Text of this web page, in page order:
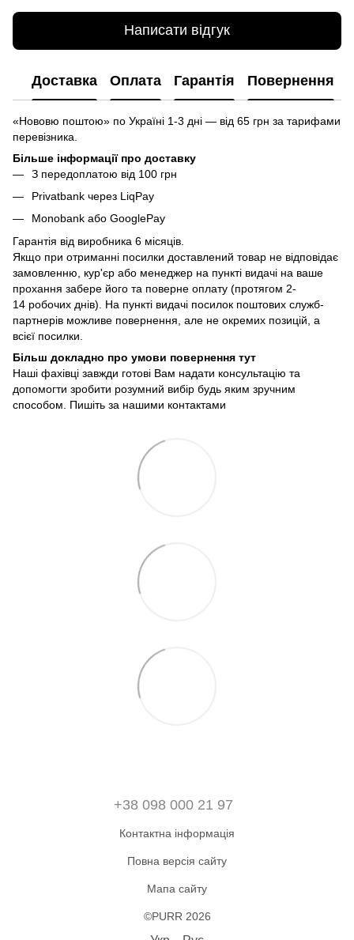
Написати відгук
Доставка Оплата Гарантія Повернення
«Нововю поштою» по Україні 1-3 дні — від 65 грн за тарифами
перевізника.
Більше інформації про доставку
З передоплатою від 100 грн
Privatbank через LiqPay
Monobank або GooglePay
Гарантія від виробника 6 місяців.
Якщо при отриманні посилки доставлений товар не відповідає
замовленню, кур'єр або менеджер на пункті видачі на ваше
прохання забере його та поверне оплату (протягом 2-
14 робочих днів). На пункті видачі посилок поштових служб-
партнерів можливе повернення, але не окремих позицій, а
всієї посилки.
Більш докладно про умови повернення тут
Наші фахівці завжди готові Вам надати консультацію та
допомогти зробити розумний вибір будь яким зручним
способом. Пишіть за нашими контактами
+38 098 000 21 97
Контактна інформація
Повна версія сайту
Мапа сайту
©PURR 2026